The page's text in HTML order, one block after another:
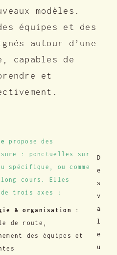
modèles.
équipes et des
autour d’une
capables de
et
propose des
: ponctuelles sur
spécifique, ou comme
cours. Elles
de trois axes :
& organisation
:
de route,
des équipes et
D
e
s
v
a
l
e
u